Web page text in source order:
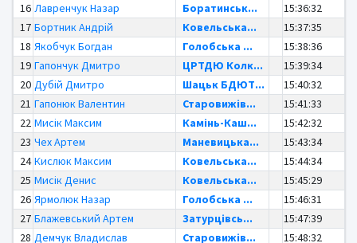
16 Лавренчук Назар Боратинськ...
15:36:32
17 Бортник Андрій Ковельська...
15:37:35
18 Якобчук Богдан Голобська ...
15:38:36
19 Гапончук Дмитро ЦРТДЮ Колк...
15:39:34
20 Дубій Дмитро Шацьк БДЮТ...
15:40:32
21 Гапонюк Валентин Старовижів...
15:41:33
22 Мисік Максим Камінь-Каш...
15:42:32
23 Чех Артем Маневицька...
15:43:34
24 Кислюк Максим Ковельська...
15:44:34
25 Мисік Денис Ковельська...
15:45:29
26 Ярмолюк Назар Голобська ...
15:46:31
27 Блажевський Артем Затурцівсь...
15:47:39
28 Демчук Владислав Старовижів...
15:48:32